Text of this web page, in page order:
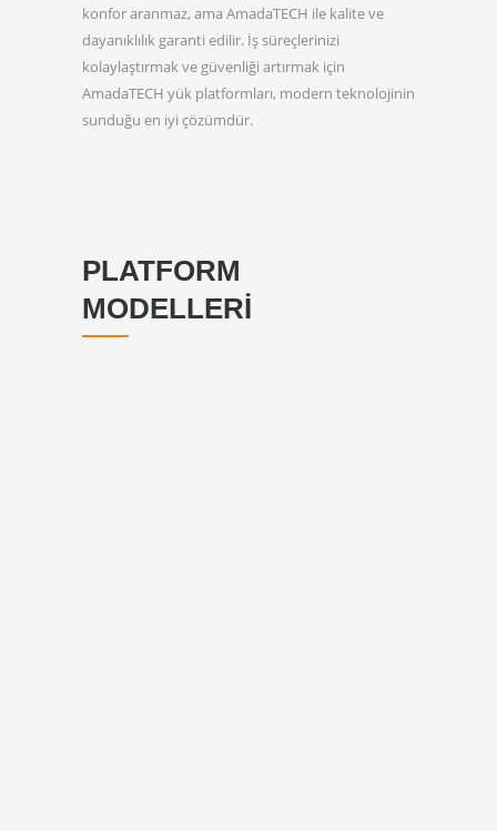
konfor aranmaz, ama AmadaTECH ile kalite ve
dayanıklılık garanti edilir. İş süreçlerinizi
kolaylaştırmak ve güvenliği artırmak için
AmadaTECH yük platformları, modern teknolojinin
sunduğu en iyi çözümdür.
PLATFORM
MODELLERİ